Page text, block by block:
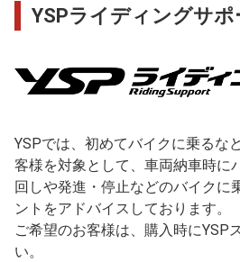
YSPライディングサポ
YSPでは、初めてバイクに乗るな
客様を対象として、車両納車時に
回しや発進・停止などのバイクに
ントをアドバイスしております。
ご希望のお客様は、購入時にYSP
い。